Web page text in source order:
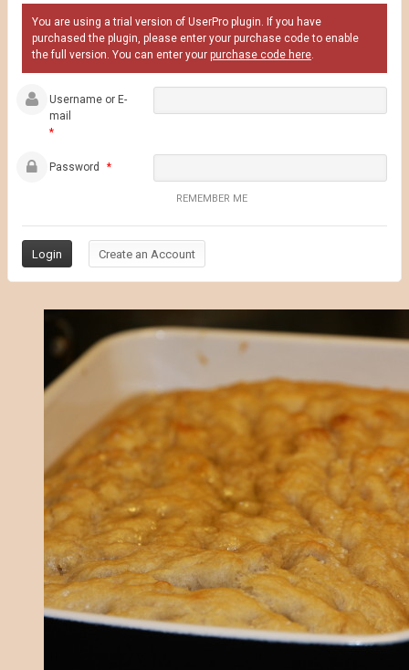
You are using a trial version of UserPro plugin. If you have
purchased the plugin, please enter your purchase code to enable
the full version. You can enter your purchase code here
Username or E-
mail
*
Password *
REMEMBER ME